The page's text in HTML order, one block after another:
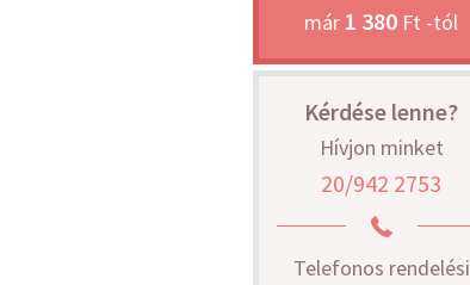
már 1 380 Ft -tól
Kérdése lenne?
Hívjon minket
20/942 2753
Telefonos rendelési